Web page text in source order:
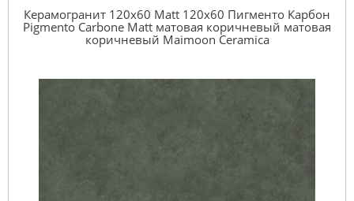
Керамогранит 120x60 Matt 120x60 Пигменто Карбон
Pigmento Carbone Matt матовая коричневый матовая
коричневый Maimoon Ceramica